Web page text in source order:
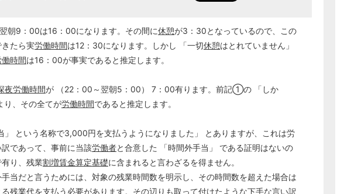
9：00は16：00になります。その間に休憩が3：30となっているので、この
たら実労働時間は12：30になります。しかし 「一切休憩はとれていません」
働時間は16：00が事実であると推定します。
夜労働時間が （22：00～翌朝5：00） 7：00有ります。前記①の 「しか
り、その全てが労働時間であると推定します。
という名称で3,000円を支払うようになりました」 とありますが、これは労
であって、事前に当該労働者と合意した 「時間外手当」 である証明はないの
有り、残業割増賃金算定基礎に含まれると言わざるを得ません。
当だと言うためには、対象の残業時間数を明示し、その時間数を超えた場合は
残業代を支払う必要があります。その辺りも取って付けたような下手な言い訳